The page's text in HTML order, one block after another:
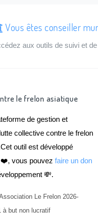
Vous êtes conseiller
aux outils de suivi et
le frelon asiatique
de gestion et
collective contre le frelon
outil est développé
❤️, vous pouvez faire un don
💸.
Le Frelon 2026-
à but non lucratif